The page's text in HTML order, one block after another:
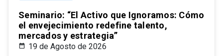
Seminario: “El Activo que Ignoramos: Cómo
el envejecimiento redefine talento,
mercados y estrategia”
19 de Agosto de 2026